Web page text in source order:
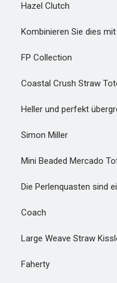
Hazel Clutch
Kombinieren Sie dies mit
FP Collection
Coastal Crush Straw
Heller und perfekt
Simon Miller
Mini Beaded Mercado
Die Perlenquasten sind
Coach
Large Weave Straw
Faherty